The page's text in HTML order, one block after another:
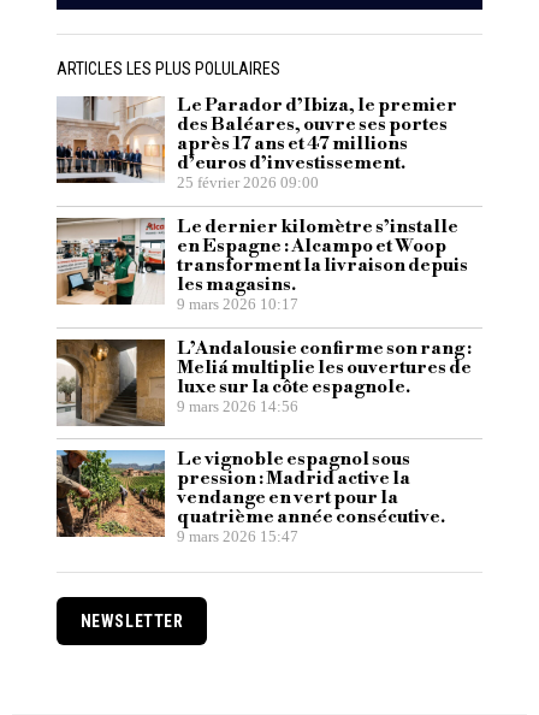
ARTICLES LES PLUS POLULAIRES
Le Parador d’Ibiza, le premier
des Baléares, ouvre ses portes
après 17 ans et 47 millions
d’euros d’investissement.
25 février 2026 09:00
Le dernier kilomètre s’installe
en Espagne : Alcampo et Woop
transforment la livraison depuis
les magasins.
9 mars 2026 10:17
L’Andalousie confirme son rang :
Meliá multiplie les ouvertures de
luxe sur la côte espagnole.
9 mars 2026 14:56
Le vignoble espagnol sous
pression : Madrid active la
vendange en vert pour la
quatrième année consécutive.
9 mars 2026 15:47
NEWSLETTER